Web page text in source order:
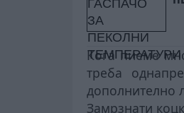
Кога пиеме
треба
дополнително
Замрзнати